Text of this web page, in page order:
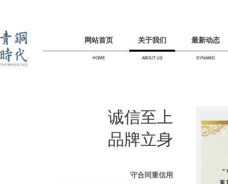
网站首页
HOME
关于我们
ABOUT US
最新动态
DYNAMIC
诚信至上
品牌立身
守合同重信用